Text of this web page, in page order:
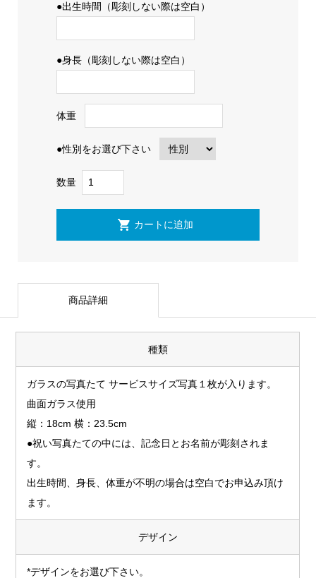
●出生時間（彫刻しない際は空白）
●身長（彫刻しない際は空白）
体重
●性別をお選び下さい
数量
商品詳細
種類
ガラスの写真たて サービスサイズ写真１枚が入ります。
曲面ガラス使用
縦：18cm 横：23.5cm
●祝い写真たての中には、記念日とお名前が彫刻されま
す。
出生時間、身長、体重が不明の場合は空白でお申込み頂け
ます。
デザイン
*デザインをお選び下さい。